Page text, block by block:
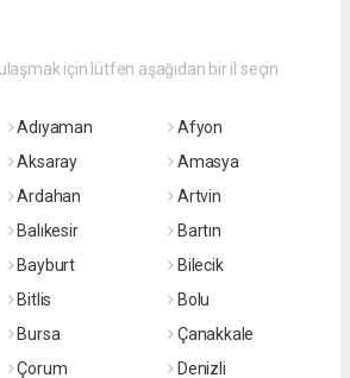
için lütfen aşağıdan bir il seçin
Adıyaman
Afyon
Aksaray
Amasya
Ardahan
Artvin
Balıkesir
Bartın
Bayburt
Bilecik
Bitlis
Bolu
Bursa
Çanakkale
Çorum
Denizli